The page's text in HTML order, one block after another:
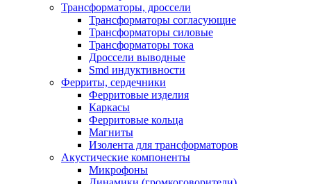
Трансформаторы, дроссели
Трансформаторы согласующие
Трансформаторы силовые
Трансформаторы тока
Дроссели выводные
Smd индуктивности
Ферриты, сердечники
Ферритовые изделия
Каркасы
Ферритовые кольца
Магниты
Изолента для трансформаторов
Акустические компоненты
Микрофоны